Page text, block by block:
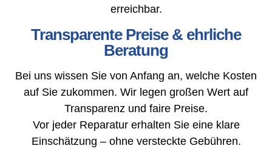
erreichbar.
Transparente Preise & ehrliche
Beratung
Bei uns wissen Sie von Anfang an, welche Kosten
auf Sie zukommen. Wir legen großen Wert auf
Transparenz und faire Preise.
Vor jeder Reparatur erhalten Sie eine klare
Einschätzung – ohne versteckte Gebühren.